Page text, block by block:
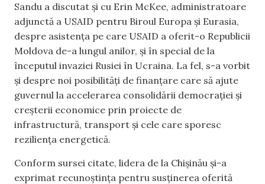
Sandu a discutat și cu Erin McKee, administratoare
adjunctă a USAID pentru Biroul Europa și Eurasia,
despre asistența pe care USAID a oferit-o Republicii
Moldova de-a lungul anilor, și în special de la
începutul invaziei Rusiei în Ucraina. La fel, s-a vorbit
și despre noi posibilități de finanțare care să ajute
guvernul la accelerarea consolidării democrației și
creșterii economice prin proiecte de
infrastructură, transport și cele care sporesc
reziliența energetică.
Conform sursei citate, lidera de la Chișinău și-a
exprimat recunoștința pentru susținerea oferită